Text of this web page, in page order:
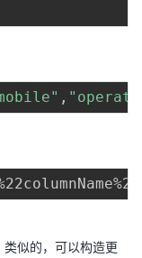
,
似的，可以构造更